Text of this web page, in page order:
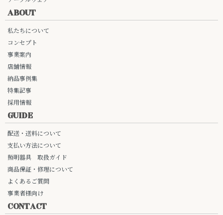
ABOUT
私たちについて
コンセプト
事業案内
店舗情報
納品事例集
特集記事
採用情報
GUIDE
配送・送料について
支払い方法について
照明器具 取扱ガイド
商品保証・修理について
よくあるご質問
事業者様向け
CONTACT